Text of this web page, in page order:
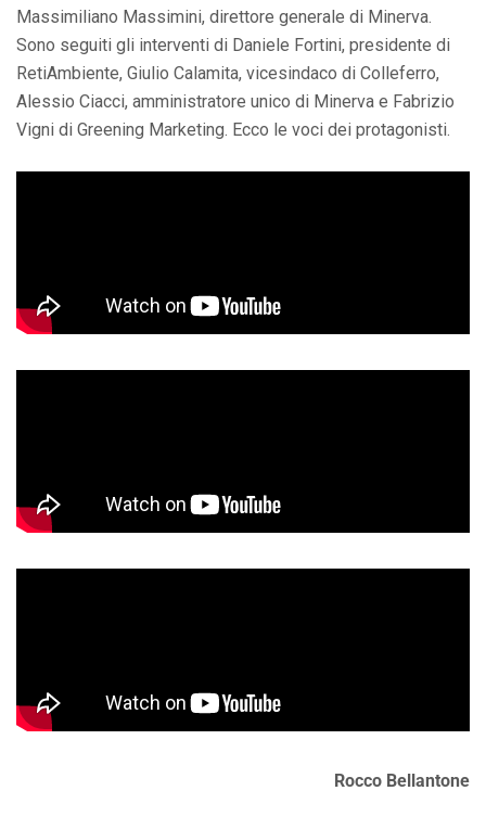
Massimiliano Massimini, direttore generale di Minerva.
Sono seguiti gli interventi di Daniele Fortini, presidente di
RetiAmbiente, Giulio Calamita, vicesindaco di Colleferro,
Alessio Ciacci, amministratore unico di Minerva e Fabrizio
Vigni di Greening Marketing. Ecco le voci dei protagonisti.
Rocco Bellantone